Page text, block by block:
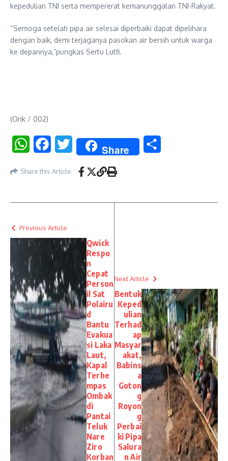
kepedulian TNI serta mempererat kemanunggalan TNI-Rakyat.
“Semoga setelah pipa air selesai diperbaiki dapat dipelihara
dengan baik, demi terjaganya pasokan air bersih untuk warga
ke depannya,”pungkas Sertu Lutfi.
(Orik / 002)
WhatsAppFacebookTwitter Share
Share this Article
Previous Article
Qwick
Respo
n
Cepat
Person
il Sat
Polairu
d
Bantu
Evakua
si Laka
Laut,
Kapal
Terhe
mpas
Ombak
di
Pantai
Teluk
Nare
Ziro
Korban
Next Article
Bentuk
Keped
ulian
Terhad
ap
Masyar
akat,
Babins
a
Goton
g
Royon
g
Perbai
ki Pipa
Salura
n Air